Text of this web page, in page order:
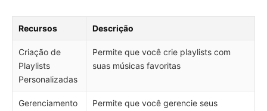
Recursos Descrição
Criação de
Playlists
Personalizadas
Permite que você crie playlists com
suas músicas favoritas
Gerenciamento
Permite que você gerencie seus